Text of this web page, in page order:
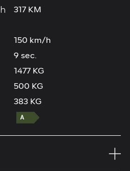
317 KM
150 km/h
9 sec.
1477 KG
500 KG
383 KG